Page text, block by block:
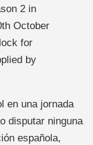
2 in
October
for
by
en una jornada
disputar ninguna
española,